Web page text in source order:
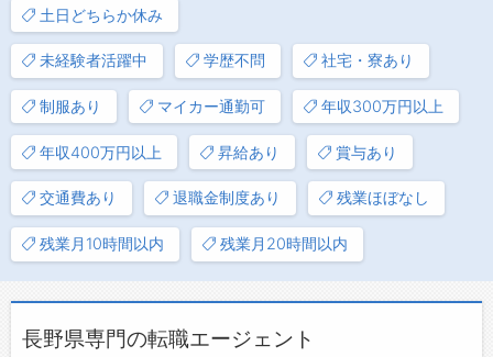
土日どちらか休み
未経験者活躍中 学歴不問 社宅・寮あり
制服あり マイカー通勤可 年収300万円以上
年収400万円以上 昇給あり 賞与あり
交通費あり 退職金制度あり 残業ほぼなし
残業月10時間以内 残業月20時間以内
長野県専門の転職エージェント